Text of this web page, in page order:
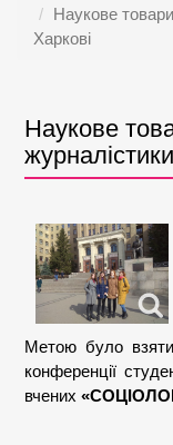
Наукове
Харкові
Наукове
Метою було
конференції
вчених